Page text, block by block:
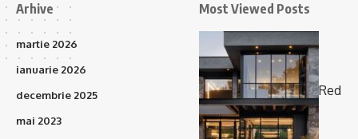
Arhive
martie 2026
ianuarie 2026
decembrie 2025
mai 2023
Most Viewed Posts
Red